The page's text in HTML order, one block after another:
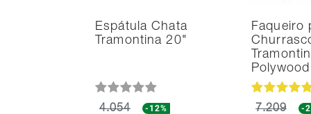
Espátula Chata
Tramontina 20"
4.054 -12%
Faqueiro
7.209 -